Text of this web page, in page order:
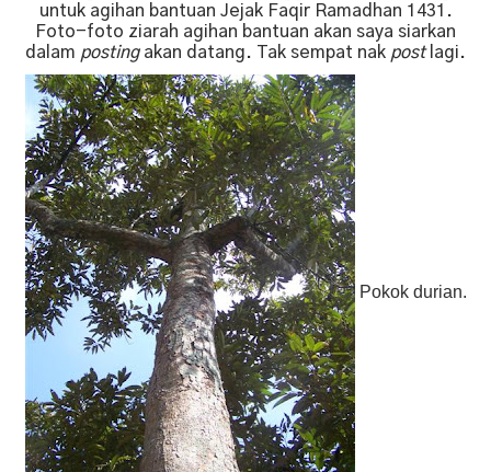
untuk agihan bantuan Jejak Faqir Ramadhan 1431.
Foto-foto ziarah agihan bantuan akan saya siarkan
dalam postingakan datang. Tak sempat nak postlagi.
Pokok durian.